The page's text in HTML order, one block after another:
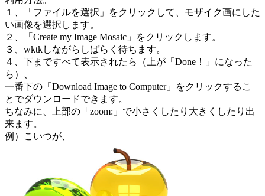
１、「ファイルを選択」をクリックして、モザイク画にした
い画像を選択します。
２、「Create my Image Mosaic」をクリックします。
３、wktkしながらしばらく待ちます。
４、下まですべて表示されたら（上が「Done！」になった
ら）、
一番下の「Download Image to Computer」をクリックするこ
とでダウンロードできます。
ちなみに、上部の「zoom:」で小さくしたり大きくしたり出
来ます。
例）こいつが、